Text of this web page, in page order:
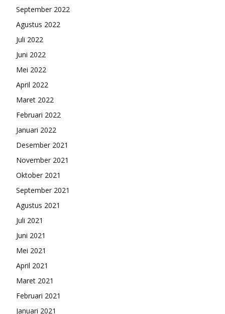
September 2022
Agustus 2022
Juli 2022
Juni 2022
Mei 2022
April 2022
Maret 2022
Februari 2022
Januari 2022
Desember 2021
November 2021
Oktober 2021
September 2021
Agustus 2021
Juli 2021
Juni 2021
Mei 2021
April 2021
Maret 2021
Februari 2021
Januari 2021